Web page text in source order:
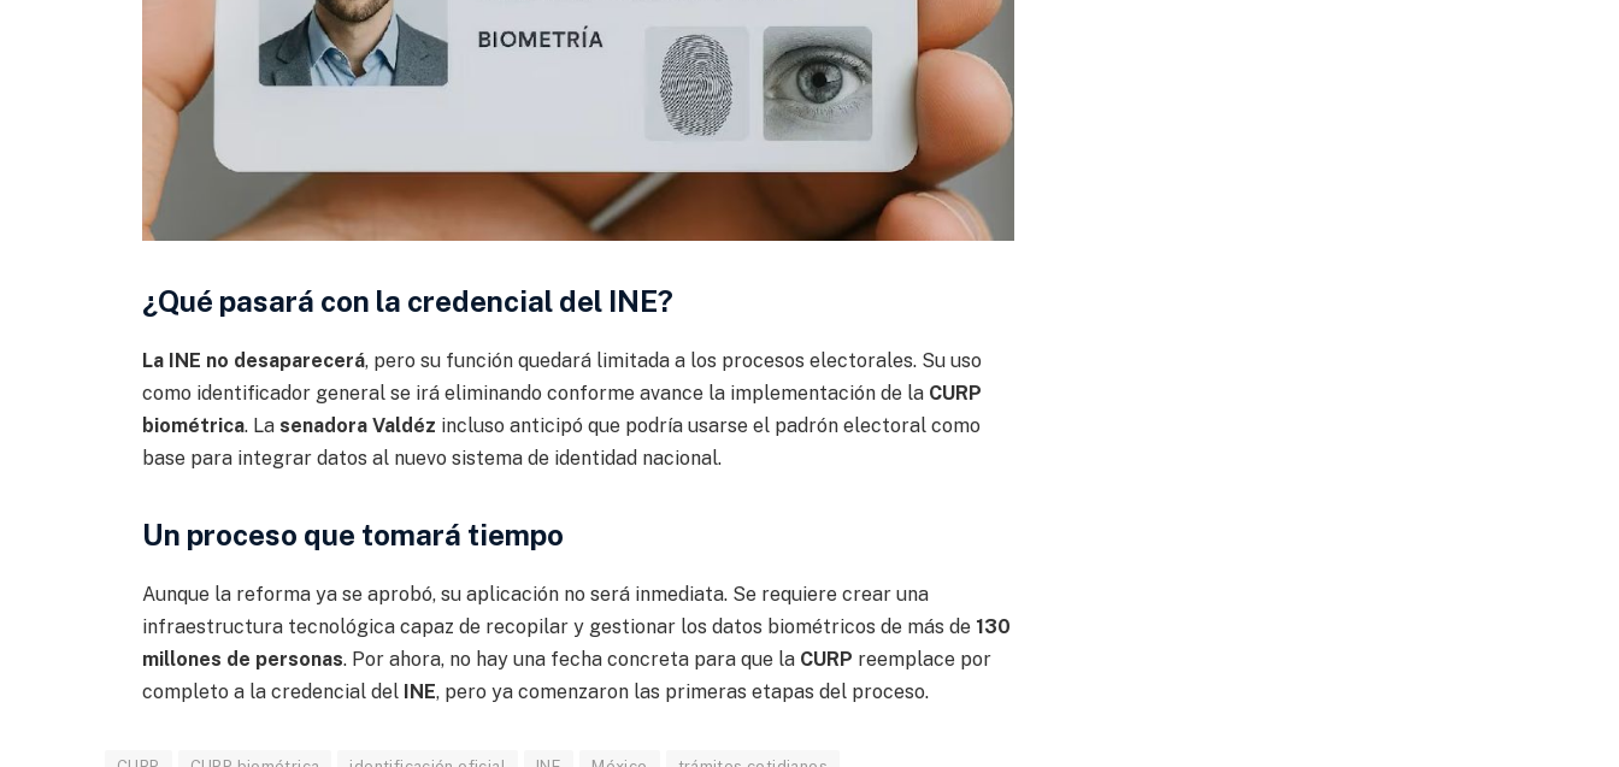
¿Qué pasará con la credencial del INE?
La INE no desaparecerá, pero su función quedará limitada a los procesos electorales. Su uso
como identificador general se irá eliminando conforme avance la implementación de laCURP
biométrica. La senadora Valdéz incluso anticipó que podría usarse el padrón electoral como
base para integrar datos al nuevo sistema de identidad nacional.
Un proceso que tomará tiempo
Aunque la reforma ya se aprobó, su aplicación no será inmediata. Se requiere crear una
infraestructura tecnológica capaz de recopilar y gestionar los datos biométricos de más de130
millones de personas. Por ahora, no hay una fecha concreta para que laCURP reemplace por
completo a la credencial delINE, pero ya comenzaron las primeras etapas del proceso.